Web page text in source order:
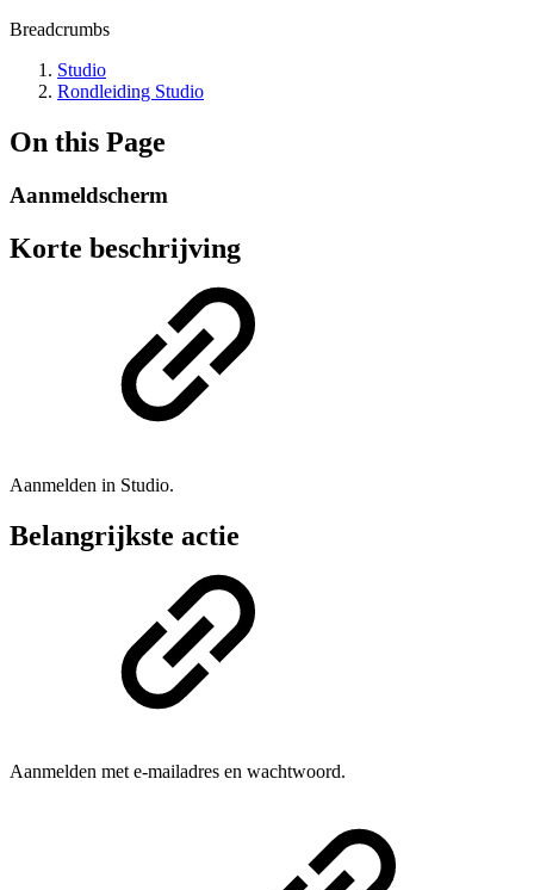
Breadcrumbs
Studio
Rondleiding Studio
On this Page
Aanmeldscherm
Korte beschrijving
Aanmelden in Studio.
Belangrijkste actie
Aanmelden met e-mailadres en wachtwoord.